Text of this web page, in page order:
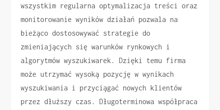
wszystkim regularna optymalizacja treści oraz
monitorowanie wyników działań pozwala na
bieżąco dostosowywać strategie do
zmieniających się warunków rynkowych i
algorytmów wyszukiwarek. Dzięki temu firma
może utrzymać wysoką pozycję w wynikach
wyszukiwania i przyciągać nowych klientów
przez dłuższy czas. Długoterminowa współpraca